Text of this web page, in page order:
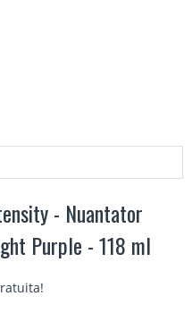
- Nuantator
Purple - 118 ml
!